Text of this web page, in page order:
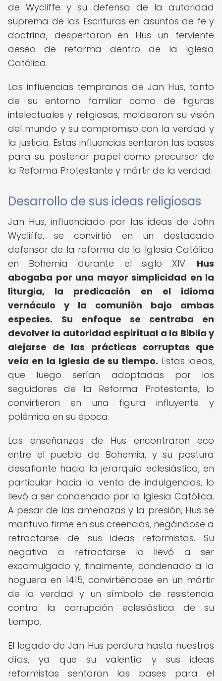
de Wycliffe y su defensa de la autoridad
suprema de las Escrituras en asuntos de fe y
doctrina, despertaron en Hus un ferviente
deseo de reforma dentro de la Iglesia
Católica.
Las influencias tempranas de Jan Hus, tanto
de su entorno familiar como de figuras
intelectuales y religiosas, moldearon su visión
del mundo y su compromiso con la verdad y
la justicia. Estas influencias sentaron las bases
para su posterior papel como precursor de
la Reforma Protestante y mártir de la verdad.
Desarrollo de sus ideas religiosas
Jan Hus, influenciado por las ideas de John
Wycliffe, se convirtió en un destacado
defensor de la reforma de la Iglesia Católica
en Bohemia durante el siglo XIV. Hus
abogaba por una mayor simplicidad en la
liturgia, la predicación en el idioma
vernáculo y la comunión bajo ambas
especies.
Su enfoque se centraba en
devolver la autoridad espiritual a la Biblia y
alejarse de las prácticas corruptas que
veía en la Iglesia de su tiempo. Estas ideas,
que luego serían adoptadas por los
seguidores de la Reforma Protestante, lo
convirtieron en una figura influyente y
polémica en su época.
Las enseñanzas de Hus encontraron eco
entre el pueblo de Bohemia, y su postura
desafiante hacia la jerarquía eclesiástica, en
particular hacia la venta de indulgencias, lo
llevó a ser condenado por la Iglesia Católica.
A pesar de las amenazas y la presión, Hus se
mantuvo firme en sus creencias, negándose a
retractarse de sus ideas reformistas. Su
negativa a retractarse lo llevó a ser
excomulgado y, finalmente, condenado a la
hoguera en 1415, convirtiéndose en un mártir
de la verdad y un símbolo de resistencia
contra la corrupción eclesiástica de su
tiempo.
El legado de Jan Hus perdura hasta nuestros
días, ya que su valentía y sus ideas
reformistas sentaron las bases para el